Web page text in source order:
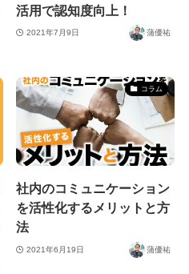
活用で認知度向上！
2021年7月9日 蒲優祐
コラム
社内のコミュニケーション
を活性化するメリットと方
法
2021年6月19日 蒲優祐